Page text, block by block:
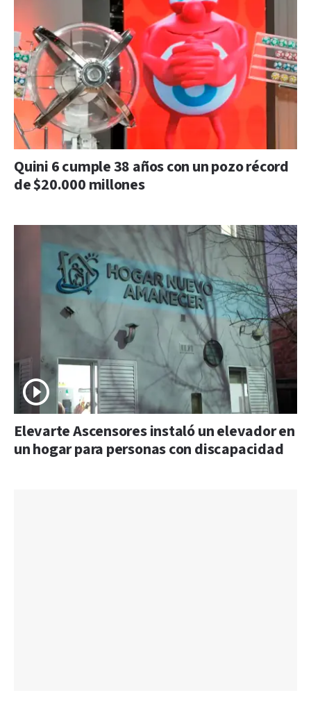
Quini 6 cumple 38 años con un pozo récord
de $20.000 millones
Elevarte Ascensores instaló un elevador en
un hogar para personas con discapacidad